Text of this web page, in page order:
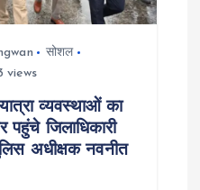
सोशल
views
व्यवस्थाओं का
पहुंचे जिलाधिकारी
अधीक्षक नवनीत